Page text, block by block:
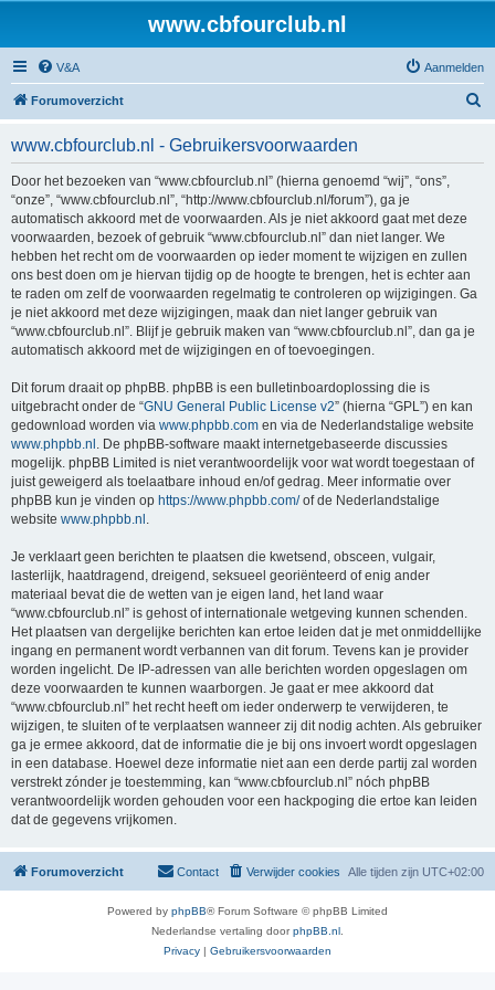
www.cbfourclub.nl
V&A Aanmelden
Forumoverzicht
www.cbfourclub.nl - Gebruikersvoorwaarden
Door het bezoeken van “www.cbfourclub.nl” (hierna genoemd “wij”, “ons”,
“onze”, “www.cbfourclub.nl”, “http://www.cbfourclub.nl/forum”), ga je
automatisch akkoord met de voorwaarden. Als je niet akkoord gaat met deze
voorwaarden, bezoek of gebruik “www.cbfourclub.nl” dan niet langer. We
hebben het recht om de voorwaarden op ieder moment te wijzigen en zullen
ons best doen om je hiervan tijdig op de hoogte te brengen, het is echter aan
te raden om zelf de voorwaarden regelmatig te controleren op wijzigingen. Ga
je niet akkoord met deze wijzigingen, maak dan niet langer gebruik van
“www.cbfourclub.nl”. Blijf je gebruik maken van “www.cbfourclub.nl”, dan ga je
automatisch akkoord met de wijzigingen en of toevoegingen.
Dit forum draait op phpBB. phpBB is een bulletinboardoplossing die is
uitgebracht onder de “GNU General Public License v2” (hierna “GPL”) en kan
gedownload worden via www.phpbb.com en via de Nederlandstalige website
www.phpbb.nl . De phpBB-software maakt internetgebaseerde discussies
mogelijk. phpBB Limited is niet verantwoordelijk voor wat wordt toegestaan of
juist geweigerd als toelaatbare inhoud en/of gedrag. Meer informatie over
phpBB kun je vinden op https://www.phpbb.com/of de Nederlandstalige
website www.phpbb.nl .
Je verklaart geen berichten te plaatsen die kwetsend, obsceen, vulgair,
lasterlijk, haatdragend, dreigend, seksueel georiënteerd of enig ander
materiaal bevat die de wetten van je eigen land, het land waar
“www.cbfourclub.nl” is gehost of internationale wetgeving kunnen schenden.
Het plaatsen van dergelijke berichten kan ertoe leiden dat je met onmiddellijke
ingang en permanent wordt verbannen van dit forum. Tevens kan je provider
worden ingelicht. De IP-adressen van alle berichten worden opgeslagen om
deze voorwaarden te kunnen waarborgen. Je gaat er mee akkoord dat
“www.cbfourclub.nl” het recht heeft om ieder onderwerp te verwijderen, te
wijzigen, te sluiten of te verplaatsen wanneer zij dit nodig achten. Als gebruiker
ga je ermee akkoord, dat de informatie die je bij ons invoert wordt opgeslagen
in een database. Hoewel deze informatie niet aan een derde partij zal worden
verstrekt zónder je toestemming, kan “www.cbfourclub.nl” nóch phpBB
verantwoordelijk worden gehouden voor een hackpoging die ertoe kan leiden
dat de gegevens vrijkomen.
Forumoverzicht Alle tijden zijn UTC+02:00
Verwijder cookies
Contact
Powered by phpBB® Forum Software © phpBB Limited
Nederlandse vertaling doorphpBB.nl
Privacy | Gebruikersvoorwaarden